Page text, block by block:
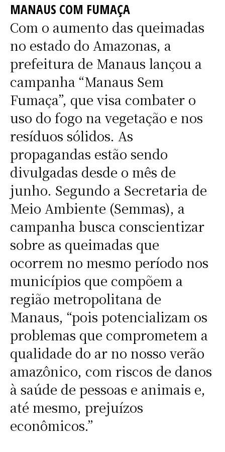
MANAUS COM FUMAÇA
Com o aumento das queimadas
no estado do Amazonas, a
prefeitura de Manaus lançou a
campanha “Manaus Sem
Fumaça”, que visa combater o
uso do fogo na vegetação e nos
resíduos sólidos. As
propagandas estão sendo
divulgadas desde o mês de
junho. Segundo a Secretaria de
Meio Ambiente (Semmas), a
campanha busca conscientizar
sobre as queimadas que
ocorrem no mesmo período nos
municípios que compõem a
região metropolitana de
Manaus, “pois potencializam os
problemas que comprometem a
qualidade do ar no nosso verão
amazônico, com riscos de danos
à saúde de pessoas e animais e,
até mesmo, prejuízos
econômicos.”